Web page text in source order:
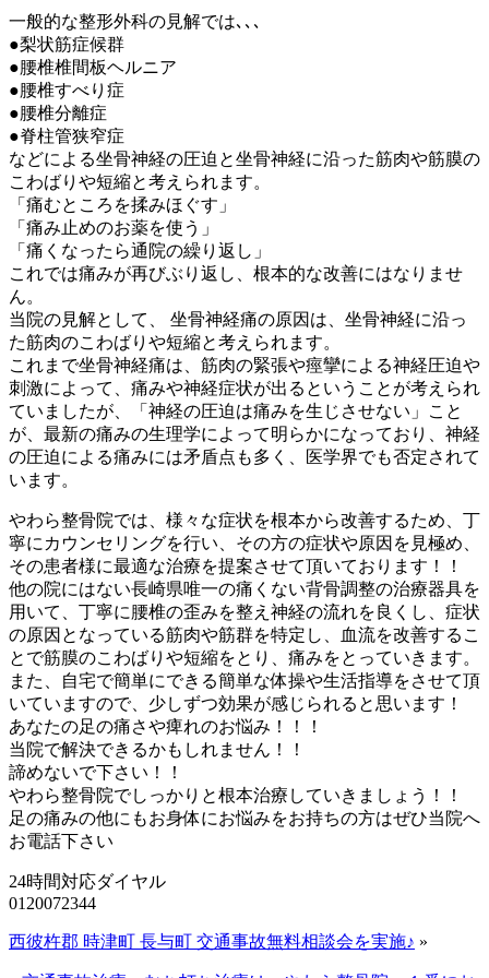
一般的な整形外科の見解では､､､
●梨状筋症候群
●腰椎椎間板ヘルニア
●腰椎すべり症
●腰椎分離症
●脊柱管狭窄症
などによる坐骨神経の圧迫と坐骨神経に沿った筋肉や筋膜の
こわばりや短縮と考えられます。
「痛むところを揉みほぐす」
「痛み止めのお薬を使う」
「痛くなったら通院の繰り返し」
これでは痛みが再びぶり返し、根本的な改善にはなりませ
ん。
当院の見解として、 坐骨神経痛の原因は、坐骨神経に沿っ
た筋肉のこわばりや短縮と考えられます。
これまで坐骨神経痛は、筋肉の緊張や痙攣による神経圧迫や
刺激によって、痛みや神経症状が出るということが考えられ
ていましたが、「神経の圧迫は痛みを生じさせない」こと
が、最新の痛みの生理学によって明らかになっており、神経
の圧迫による痛みには矛盾点も多く、医学界でも否定されて
います。
やわら整骨院では、様々な症状を根本から改善するため、丁
寧にカウンセリングを行い、その方の症状や原因を見極め、
その患者様に最適な治療を提案させて頂いております！！
他の院にはない長崎県唯一の痛くない背骨調整の治療器具を
用いて、丁寧に腰椎の歪みを整え神経の流れを良くし、症状
の原因となっている筋肉や筋群を特定し、血流を改善するこ
とで筋膜のこわばりや短縮をとり、痛みをとっていきます。
また、自宅で簡単にできる簡単な体操や生活指導をさせて頂
いていますので、少しずつ効果が感じられると思います！
あなたの足の痛さや痺れのお悩み！！！
当院で解決できるかもしれません！！
諦めないで下さい！！
やわら整骨院でしっかりと根本治療していきましょう！！
足の痛みの他にもお身体にお悩みをお持ちの方はぜひ当院へ
お電話下さい
24時間対応ダイヤル
0120072344
西彼杵郡 時津町 長与町 交通事故無料相談会を実施♪ »